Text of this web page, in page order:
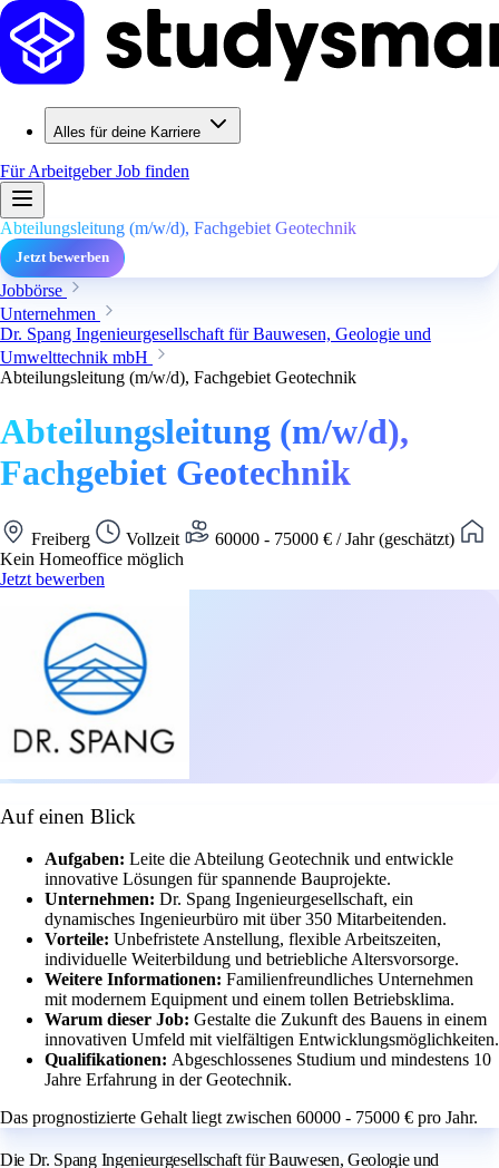
Alles für deine Karriere
Für ArbeitgeberJob finden
Abteilungsleitung (m/w/d), Fachgebiet Geotechnik
Jetzt bewerben
Jobbörse
Unternehmen
Dr. Spang Ingenieurgesellschaft für Bauwesen, Geologie und
Umwelttechnik mbH
Abteilungsleitung (m/w/d), Fachgebiet Geotechnik
Abteilungsleitung (m/w/d),
Fachgebiet Geotechnik
Freiberg Vollzeit
60000 - 75000 € / Jahr (geschätzt)
Kein Homeoffice möglich
Jetzt bewerben
Auf einen Blick
Aufgaben: Leite die Abteilung Geotechnik und entwickle
innovative Lösungen für spannende Bauprojekte.
Unternehmen: Dr. Spang Ingenieurgesellschaft, ein
dynamisches Ingenieurbüro mit über 350 Mitarbeitenden.
Vorteile: Unbefristete Anstellung, flexible Arbeitszeiten,
individuelle Weiterbildung und betriebliche Altersvorsorge.
Weitere Informationen: Familienfreundliches Unternehmen
mit modernem Equipment und einem tollen Betriebsklima.
Warum dieser Job: Gestalte die Zukunft des Bauens in einem
innovativen Umfeld mit vielfältigen Entwicklungsmöglichkeiten.
Qualifikationen: Abgeschlossenes Studium und mindestens 10
Jahre Erfahrung in der Geotechnik.
Das prognostizierte Gehalt liegt zwischen 60000 - 75000 € pro Jahr.
Die Dr. Spang Ingenieurgesellschaft für Bauwesen, Geologie und